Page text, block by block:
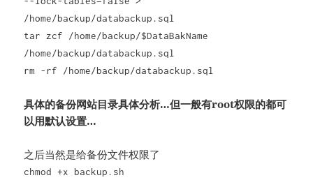
/home/backup/databackup.sql
tar zcf /home/backup/$DataBakName
/home/backup/databackup.sql
rm -rf /home/backup/databackup.sql
具体的备份网站目录具体分析…但一般有root权限的都可
以用默认设置…
之后当然是给备份文件权限了
chmod +x backup.sh